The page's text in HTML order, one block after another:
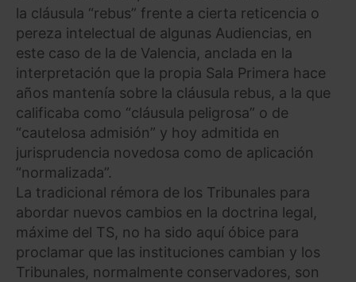
la cláusula “rebus” frente a cierta reticencia o
pereza intelectual de algunas Audiencias, en
este caso de la de Valencia, anclada en la
interpretación que la propia Sala Primera hace
años mantenía sobre la cláusula rebus, a la que
calificaba como “cláusula peligrosa” o de
“cautelosa admisión” y hoy admitida en
jurisprudencia novedosa como de aplicación
“normalizada”.
La tradicional rémora de los Tribunales para
abordar nuevos cambios en la doctrina legal,
máxime del TS, no ha sido aquí óbice para
proclamar que las instituciones cambian y los
Tribunales, normalmente conservadores, son